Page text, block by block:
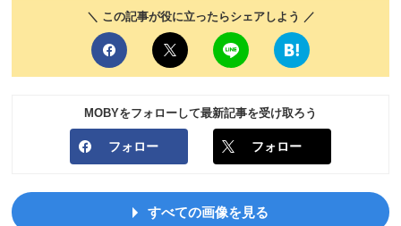
＼ この記事が役に立ったらシェアしよう ／
MOBYをフォローして最新記事を受け取ろう
フォロー フォロー
すべての画像を見る